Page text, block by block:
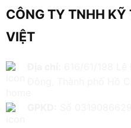
CÔNG TY TNHH KỸ
VIỆT